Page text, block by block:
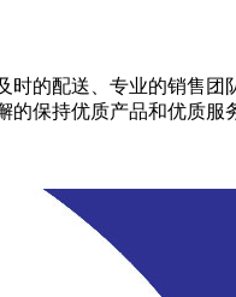
时的配送、专业的销售
保持优质产品和优质